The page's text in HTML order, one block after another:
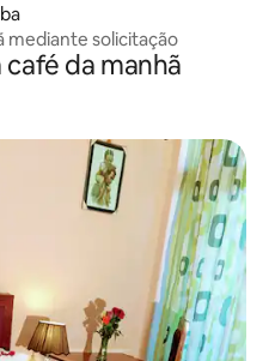
mediante solicitação
café da manhã